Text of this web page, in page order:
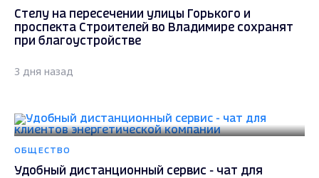
Стелу на пересечении улицы Горького и
проспекта Строителей во Владимире сохранят
при благоустройстве
3 дня назад
ОБЩЕСТВО
Удобный дистанционный сервис - чат для